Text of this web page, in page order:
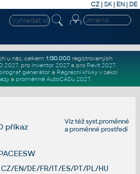
CZ | SK| EN | DE
u nás, celkem 1.130.000registrovaných
2027, pro Inventor 2027a pro Revit 2027.
generátor a Regresní křivkyv sekci
a proměnné AutoCADu 2027.
Viz téžsyst.proměnné
aproměnné prostředí
příkaz
CZ/EN/DE/FR/IT/ES/PT/PL/HU